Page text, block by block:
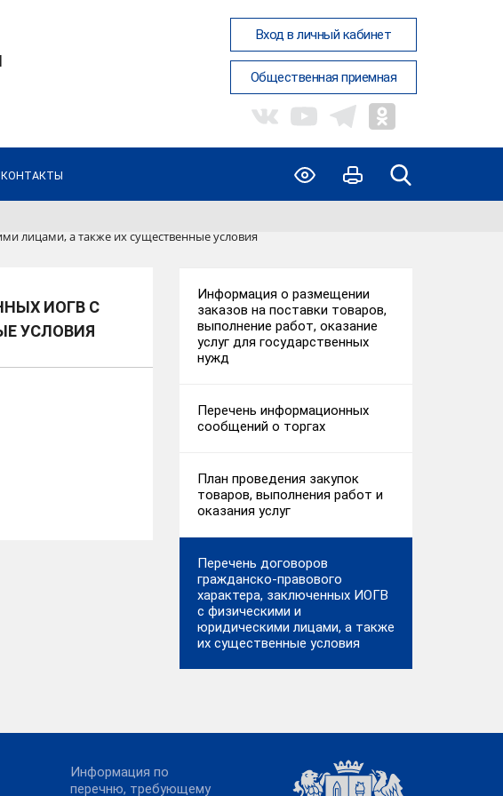
Вход в личный кабинет
Общественная приемная
КОНТАКТЫ
лицами, а также их существенные условия
ИОГВ С
УСЛОВИЯ
Информация о размещении
заказов на поставки товаров,
выполнение работ, оказание
услуг для государственных
нужд
Перечень информационных
сообщений о торгах
План проведения закупок
товаров, выполнения работ и
оказания услуг
Перечень договоров
гражданско-правового
характера, заключенных ИОГВ
с физическими и
юридическими лицами, а также
их существенные условия
Информация по
перечню, требующему